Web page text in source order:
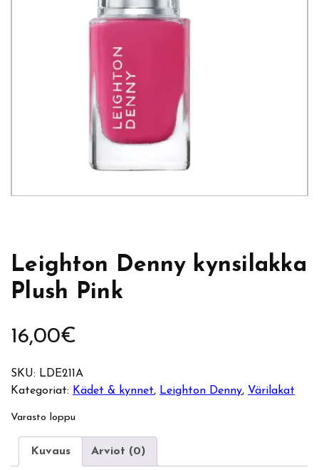
Leighton Denny kynsilakka
Plush Pink
16,00€
SKU: LDE211A
Kategoriat: Kädet & kynnet, Leighton Denny, Värilakat
Varasto loppu
Kuvaus Arviot (0)